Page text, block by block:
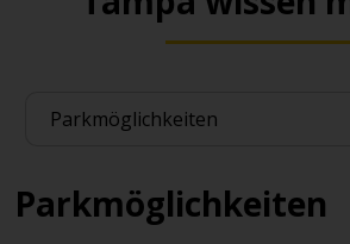
Parkmöglichkeiten